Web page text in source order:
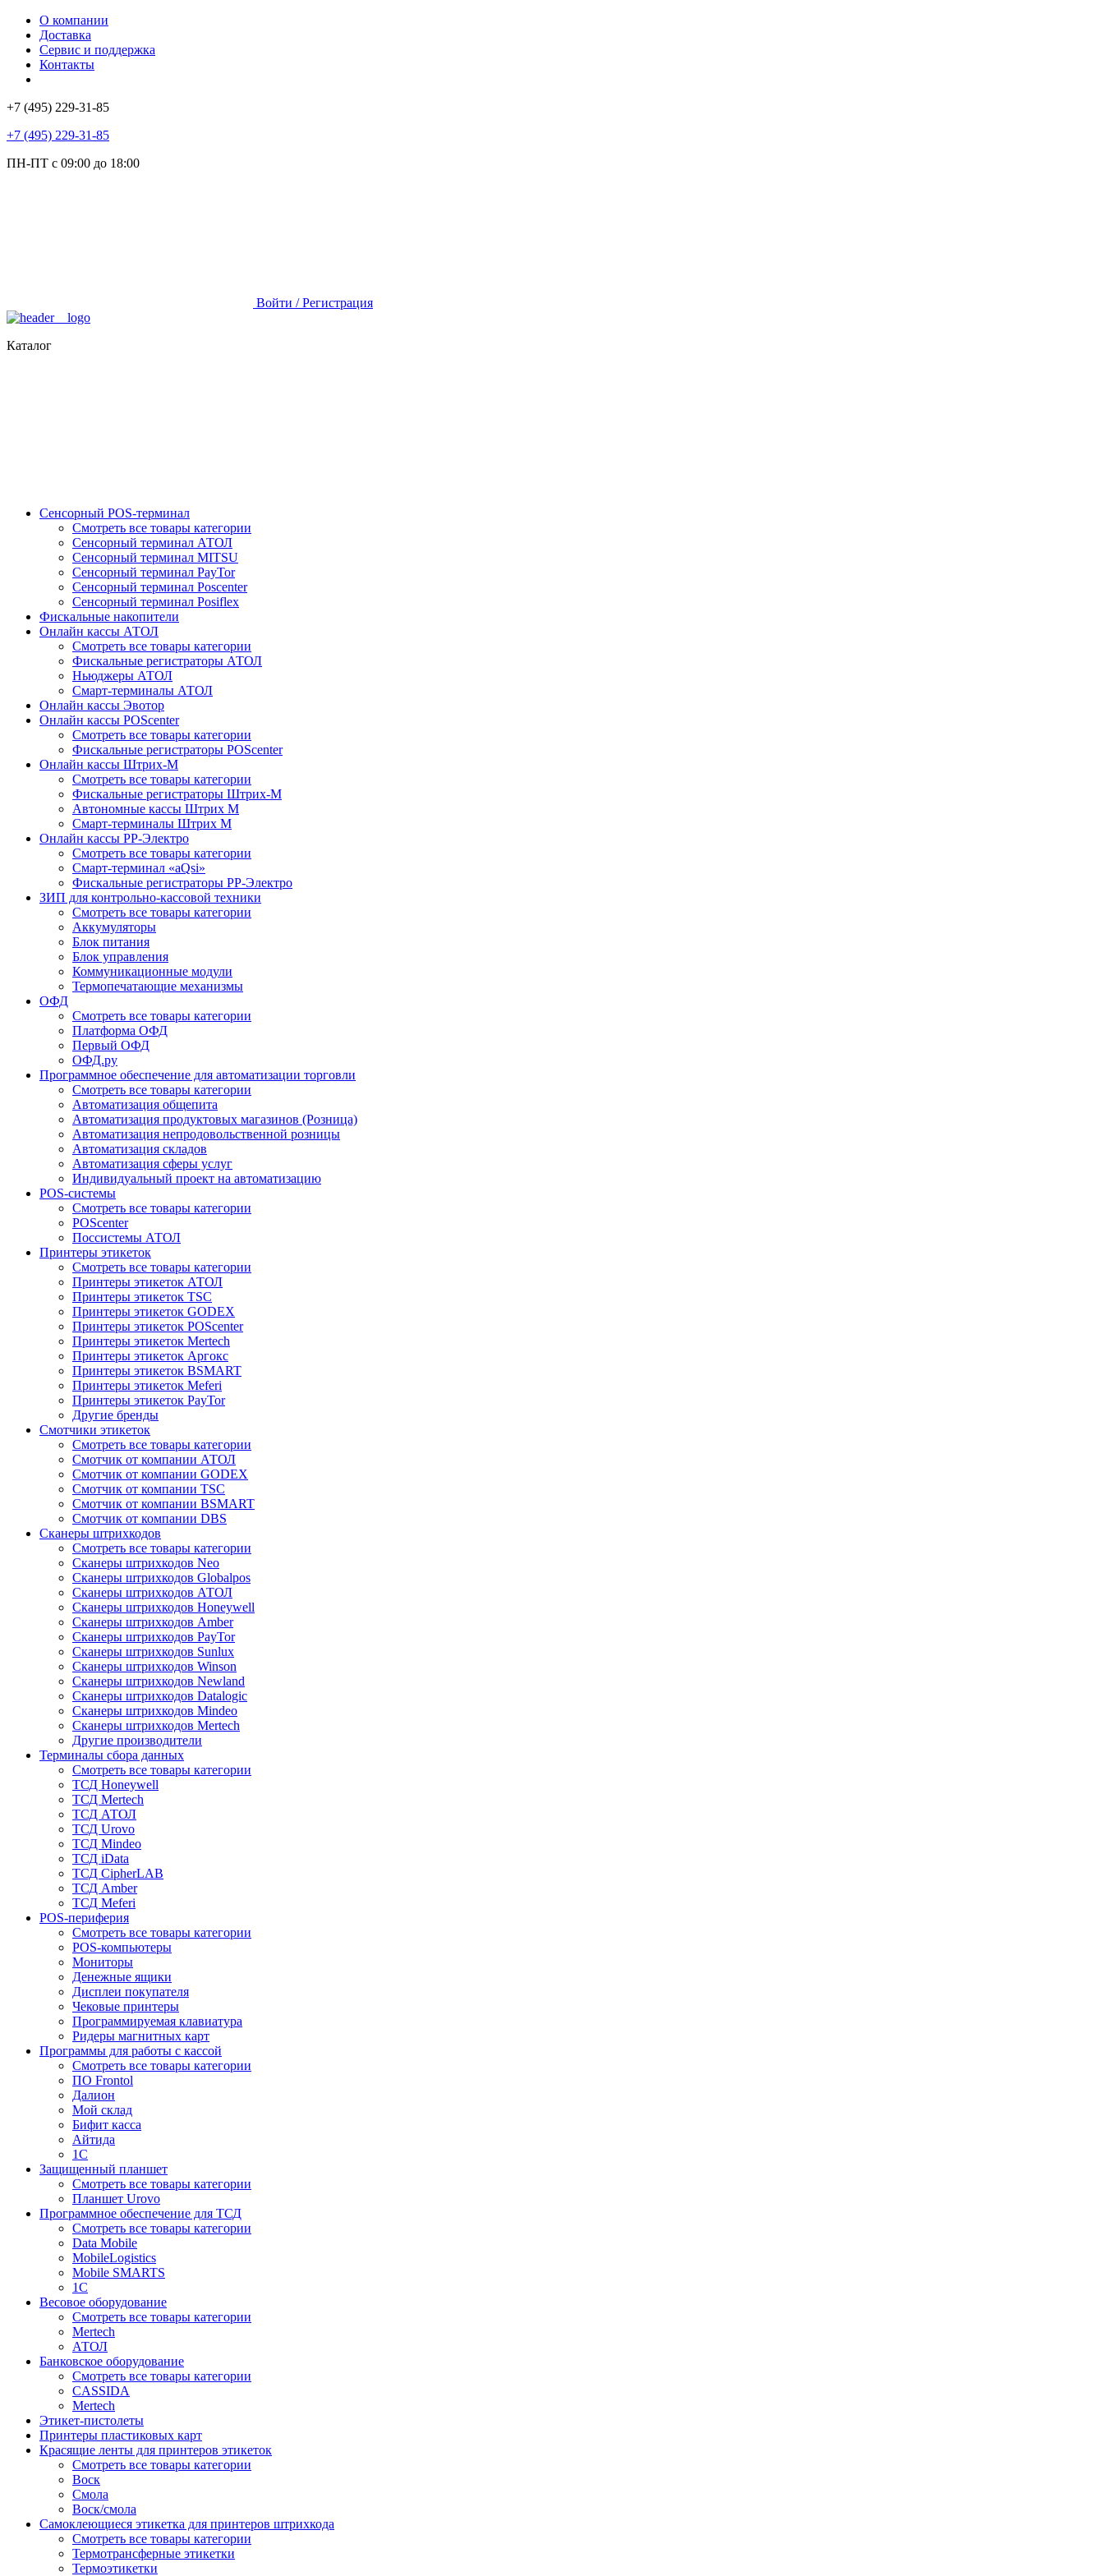
О компании
Доставка
Сервис и поддержка
Контакты
+7 (495) 229-31-85
+7 (495) 229-31-85
ПН-ПТ с 09:00 до 18:00
Войти / Регистрация
Каталог
Сенсорный POS-терминал
Смотреть все товары категории
Сенсорный терминал АТОЛ
Сенсорный терминал MITSU
Сенсорный терминал PayTor
Сенсорный терминал Poscenter
Сенсорный терминал Posiflex
Фискальные накопители
Онлайн кассы АТОЛ
Смотреть все товары категории
Фискальные регистраторы АТОЛ
Ньюджеры АТОЛ
Смарт-терминалы АТОЛ
Онлайн кассы Эвотор
Онлайн кассы POScenter
Смотреть все товары категории
Фискальные регистраторы POScenter
Онлайн кассы Штрих-М
Смотреть все товары категории
Фискальные регистраторы Штрих-М
Автономные кассы Штрих М
Смарт-терминалы Штрих М
Онлайн кассы РР-Электро
Смотреть все товары категории
Смарт-терминал «aQsi»
Фискальные регистраторы РР-Электро
ЗИП для контрольно-кассовой техники
Смотреть все товары категории
Аккумуляторы
Блок питания
Блок управления
Коммуникационные модули
Термопечатающие механизмы
ОФД
Смотреть все товары категории
Платформа ОФД
Первый ОФД
ОФД.ру
Программное обеспечение для автоматизации торговли
Смотреть все товары категории
Автоматизация общепита
Автоматизация продуктовых магазинов (Розница)
Автоматизация непродовольственной розницы
Автоматизация складов
Автоматизация сферы услуг
Индивидуальный проект на автоматизацию
POS-системы
Смотреть все товары категории
POScenter
Поссистемы АТОЛ
Принтеры этикеток
Смотреть все товары категории
Принтеры этикеток АТОЛ
Принтеры этикеток TSC
Принтеры этикеток GODEX
Принтеры этикеток POScenter
Принтеры этикеток Mertech
Принтеры этикеток Аргокс
Принтеры этикеток BSMART
Принтеры этикеток Meferi
Принтеры этикеток PayTor
Другие бренды
Смотчики этикеток
Смотреть все товары категории
Смотчик от компании АТОЛ
Смотчик от компании GODEX
Смотчик от компании TSC
Смотчик от компании BSMART
Смотчик от компании DBS
Сканеры штрихкодов
Смотреть все товары категории
Сканеры штрихкодов Neo
Сканеры штрихкодов Globalpos
Сканеры штрихкодов АТОЛ
Сканеры штрихкодов Honeywell
Сканеры штрихкодов Amber
Сканеры штрихкодов PayTor
Сканеры штрихкодов Sunlux
Сканеры штрихкодов Winson
Сканеры штрихкодов Newland
Сканеры штрихкодов Datalogic
Сканеры штрихкодов Mindeo
Сканеры штрихкодов Mertech
Другие производители
Терминалы сбора данных
Смотреть все товары категории
ТСД Honeywell
ТСД Mertech
ТСД АТОЛ
ТСД Urovo
ТСД Mindeo
ТСД iData
ТСД CipherLAB
ТСД Amber
ТСД Meferi
POS-периферия
Смотреть все товары категории
POS-компьютеры
Мониторы
Денежные ящики
Дисплеи покупателя
Чековые принтеры
Программируемая клавиатура
Ридеры магнитных карт
Программы для работы с кассой
Смотреть все товары категории
ПО Frontol
Далион
Мой склад
Бифит касса
Айтида
1С
Защищенный планшет
Смотреть все товары категории
Планшет Urovo
Программное обеспечение для ТСД
Смотреть все товары категории
Data Mobile
MobileLogistics
Mobile SMARTS
1С
Весовое оборудование
Смотреть все товары категории
Mertech
АТОЛ
Банковское оборудование
Смотреть все товары категории
CASSIDA
Mertech
Этикет-пистолеты
Принтеры пластиковых карт
Красящие ленты для принтеров этикеток
Смотреть все товары категории
Воск
Смола
Воск/смола
Самоклеющиеся этикетка для принтеров штрихкода
Смотреть все товары категории
Термотрансферные этикетки
Термоэтикетки